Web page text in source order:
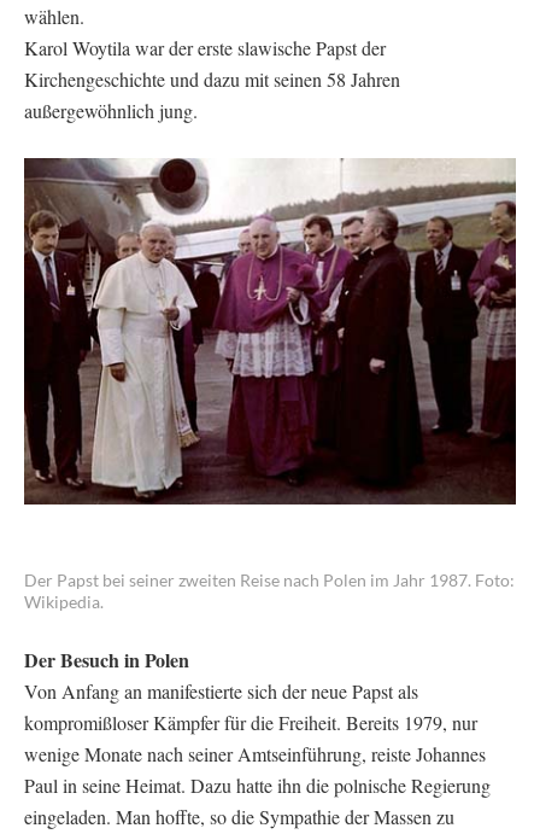
wählen.
Karol Woytila war der erste slawische Papst der
Kirchengeschichte und dazu mit seinen 58 Jahren
außergewöhnlich jung.
Der Papst bei seiner zweiten Reise nach Polen im Jahr 1987. Foto:
Wikipedia.
Der Besuch in Polen
Von Anfang an manifestierte sich der neue Papst als
kompromißloser Kämpfer für die Freiheit. Bereits 1979, nur
wenige Monate nach seiner Amtseinführung, reiste Johannes
Paul in seine Heimat. Dazu hatte ihn die polnische Regierung
eingeladen. Man hoffte, so die Sympathie der Massen zu